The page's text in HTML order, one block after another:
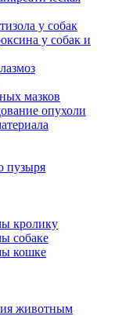
у собак
у собак и
мазков
опухоли
пузыря
кролику
собаке
кошке
животным